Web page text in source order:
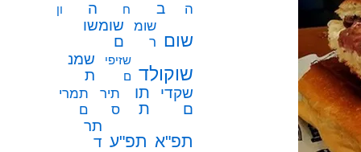
ה
ב
ח
ה
ון
שום
שומ
ר
שומשו
ם
שוקולד
שזיפי
ם
שמנ
ת
שקדי
ם
תו
ת
תיר
ס
תמרי
ם
תפ"א תפ"ע
תר
ד